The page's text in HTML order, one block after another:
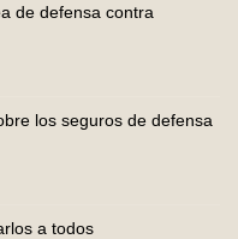
de defensa contra
los seguros de defensa
a todos